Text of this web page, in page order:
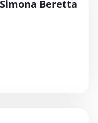
Simona Beretta